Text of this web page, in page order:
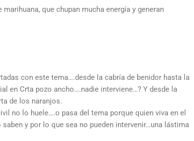
que chupan mucha energía y generan
con este tema….desde la cabría de benidor hasta la
en Crta pozo ancho….nadie interviene…? Y desde la
de los naranjos.
no lo huele….o pasa del tema porque quien viva en el
y por lo que sea no pueden intervenir…una lástima